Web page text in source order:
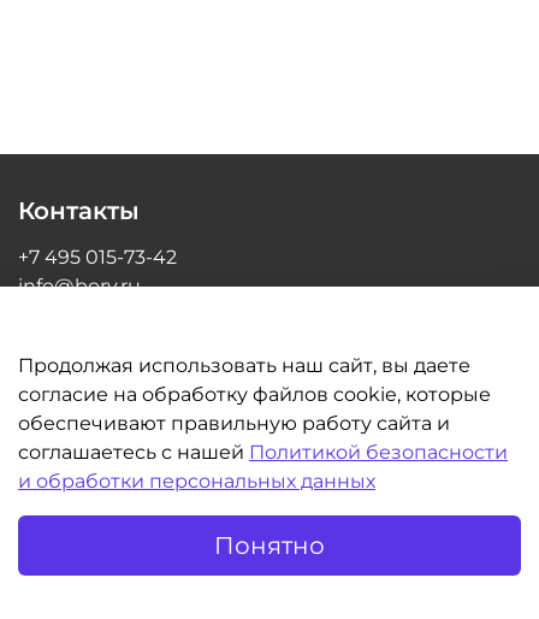
Информация
Клиентам
Контакты
+7 495 015-73-42
info@bory.ru
Продолжая использовать наш сайт, вы даете
согласие на обработку файлов cookie, которые
обеспечивают правильную работу сайта и
соглашаетесь с нашей Политикой безопасности
и обработки персональных данных
Понятно